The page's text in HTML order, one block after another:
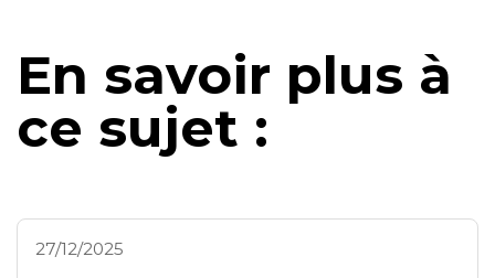
En savoir plus à
ce sujet :
27/12/2025